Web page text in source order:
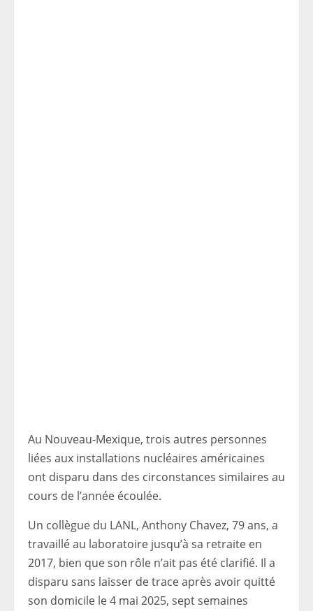
Au Nouveau-Mexique, trois autres personnes
liées aux installations nucléaires américaines
ont disparu dans des circonstances similaires au
cours de l’année écoulée.
Un collègue du LANL, Anthony Chavez, 79 ans, a
travaillé au laboratoire jusqu’à sa retraite en
2017, bien que son rôle n’ait pas été clarifié. Il a
disparu sans laisser de trace après avoir quitté
son domicile le 4 mai 2025, sept semaines